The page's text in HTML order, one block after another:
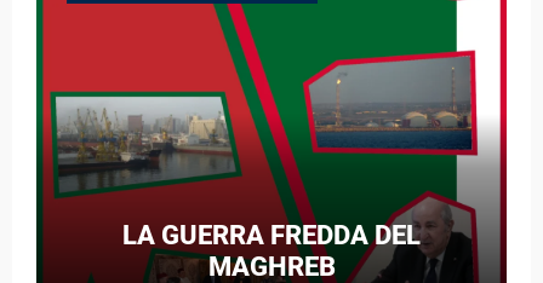
LA GUERRA FREDDA DEL
MAGHREB